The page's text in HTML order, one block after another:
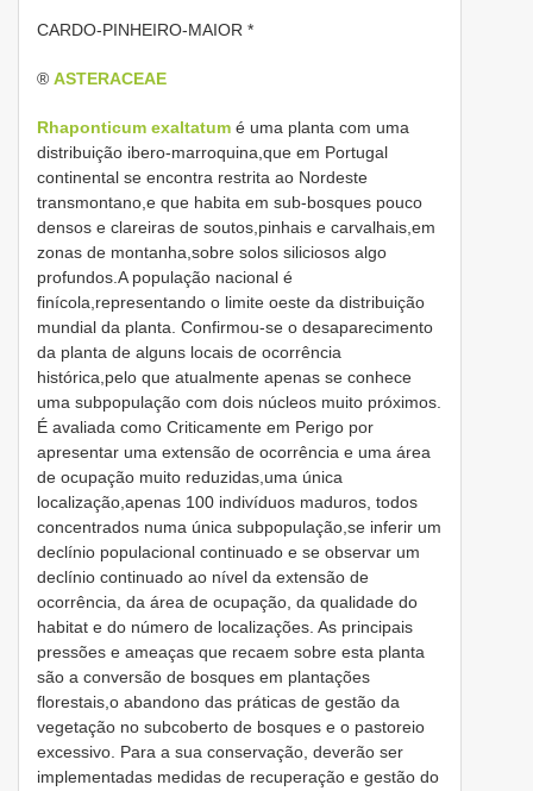
CARDO-PINHEIRO-MAIOR *
® ASTERACEAE
Rhaponticum exaltatum é uma planta com uma
distribuição ibero-marroquina,que em Portugal
continental se encontra restrita ao Nordeste
transmontano,e que habita em sub-bosques pouco
densos e clareiras de soutos,pinhais e carvalhais,em
zonas de montanha,sobre solos siliciosos algo
profundos.A população nacional é
finícola,representando o limite oeste da distribuição
mundial da planta. Confirmou-se o desaparecimento
da planta de alguns locais de ocorrência
histórica,pelo que atualmente apenas se conhece
uma subpopulação com dois núcleos muito próximos.
É avaliada como Criticamente em Perigo por
apresentar uma extensão de ocorrência e uma área
de ocupação muito reduzidas,uma única
localização,apenas 100 indivíduos maduros, todos
concentrados numa única subpopulação,se inferir um
declínio populacional continuado e se observar um
declínio continuado ao nível da extensão de
ocorrência, da área de ocupação, da qualidade do
habitat e do número de localizações. As principais
pressões e ameaças que recaem sobre esta planta
são a conversão de bosques em plantações
florestais,o abandono das práticas de gestão da
vegetação no subcoberto de bosques e o pastoreio
excessivo. Para a sua conservação, deverão ser
implementadas medidas de recuperação e gestão do